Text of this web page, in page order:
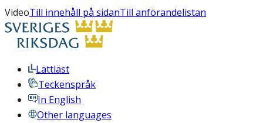
VideoTill innehåll på sidanTill anförandelistan
Lättläst
Teckenspråk
In English
Other languages